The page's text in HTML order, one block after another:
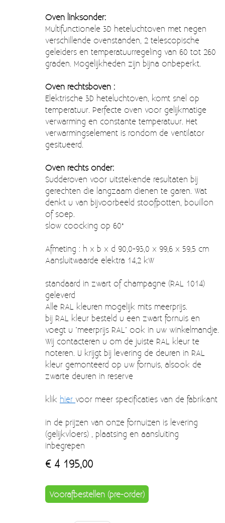
Oven linksonder:
Multifunctionele 3D heteluchtoven met negen
verschillende ovenstanden, 2 telescopische
geleiders en temperatuurregeling van 60 tot 260
graden. Mogelijkheden zijn bijna onbeperkt.
Oven rechtsboven :
Elektrische 3D heteluchtoven, komt snel op
temperatuur. Perfecte oven voor gelijkmatige
verwarming en constante temperatuur. Het
verwarmingselement is rondom de ventilator
gesitueerd.
Oven rechts onder:
Sudderoven voor uitstekende resultaten bij
gerechten die langzaam dienen te garen. Wat
denkt u van bijvoorbeeld stoofpotten, bouillon
of soep.
slow coocking op 60°
Afmeting : h x b x d 90,0-93,0 x 99,6 x 59,5 cm
Aansluitwaarde elektra 14,2 kW
standaard in zwart of champagne (RAL 1014)
geleverd
Alle RAL kleuren mogelijk mits meerprijs.
bij RAL kleur besteld u een zwart fornuis en
voegt u "meerprijs RAL" ook in uw winkelmandje.
Wij contacteren u om de juiste RAL kleur te
noteren. U krijgt bij levering de deuren in RAL
kleur gemonteerd op uw fornuis, alsook de
zwarte deuren in reserve
klik hier voor meer specificaties van de fabrikant
in de prijzen van onze fornuizen is levering
(gelijkvloers) , plaatsing en aansluiting
inbegrepen
€ 4 195,00
Voorafbestellen (pre-order)